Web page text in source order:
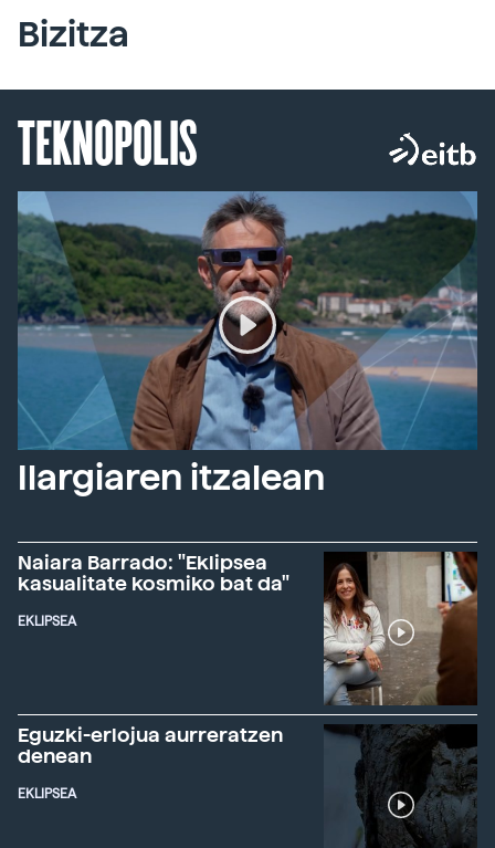
Bizitza
TEKNOPOLIS
Ilargiaren itzalean
Naiara Barrado: "Eklipsea
kasualitate kosmiko bat da"
EKLIPSEA
Eguzki-erlojua aurreratzen
denean
EKLIPSEA